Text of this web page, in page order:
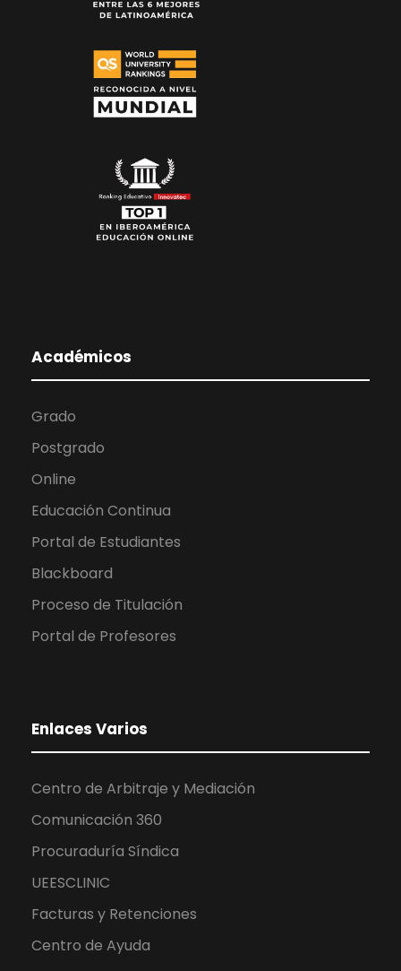
Académicos
Grado
Postgrado
Online
Educación Continua
Portal de Estudiantes
Blackboard
Proceso de Titulación
Portal de Profesores
Enlaces Varios
Centro de Arbitraje y Mediación
Comunicación 360
Procuraduría Síndica
UEESCLINIC
Facturas y Retenciones
Centro de Ayuda